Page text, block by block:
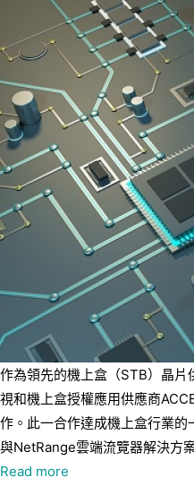
作為領先的機上盒（STB）晶
視和機上盒授權應用供應商
作。此一合作達成機上盒行業的
與NetRange雲端流覽器解決方
Read more